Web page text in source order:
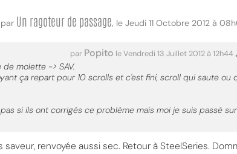
par Un ragoteur de passage, le Jeudi 11 Octobre 2012 à
par Popito le Vendredi 13 Juillet 2012 à 12h44
molette -> SAV.
ça repart pour 10 scrolls et c'est fini, scroll qui saute ou
si ils ont corrigés ce problème mais moi je suis passé sur
renvoyée aussi sec. Retour à SteelSeries.